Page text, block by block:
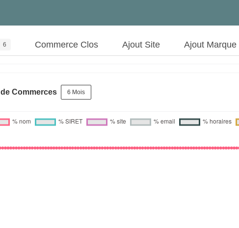
6 Commerce Clos Ajout Site Ajout Marque
Commerces 6 Mois